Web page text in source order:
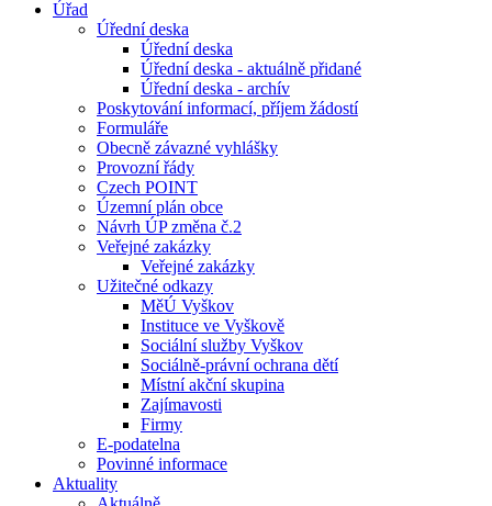
Úřad
Úřední deska
Úřední deska
Úřední deska - aktuálně přidané
Úřední deska - archív
Poskytování informací, příjem žádostí
Formuláře
Obecně závazné vyhlášky
Provozní řády
Czech POINT
Územní plán obce
Návrh ÚP změna č.2
Veřejné zakázky
Veřejné zakázky
Užitečné odkazy
MěÚ Vyškov
Instituce ve Vyškově
Sociální služby Vyškov
Sociálně-právní ochrana dětí
Místní akční skupina
Zajímavosti
Firmy
E-podatelna
Povinné informace
Aktuality